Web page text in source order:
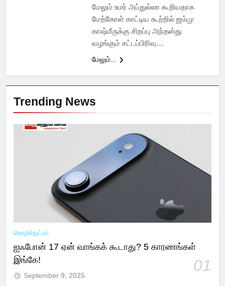
மேலும் உமர் அப்துல்லா கூறியதாக
மேற்கோள் காட்டிய கூற்றில் ஜம்மு
காஷ்மீருக்கு சிறப்பு அந்தஸ்து
வழங்கும் சட்டப்பிரிவு…
மேலும்...
Trending News
தொழில்நுட்பம்
ஐஃபோன் 17 ஏன் வாங்கக் கூடாது? 5 காரணங்கள்
இங்கே!
01
September 9, 2025